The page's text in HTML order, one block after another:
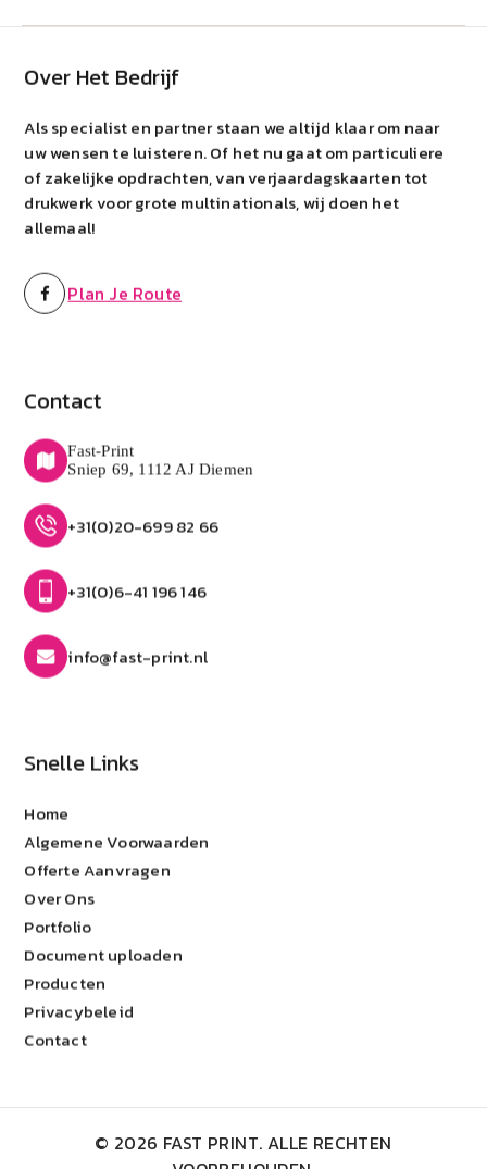
Over Het Bedrijf
Als specialist en partner staan we altijd klaar om naar
uw wensen te luisteren. Of het nu gaat om particuliere
of zakelijke opdrachten, van verjaardagskaarten tot
drukwerk voor grote multinationals, wij doen het
allemaal!
Plan Je Route
Contact
Fast-Print
Sniep 69, 1112 AJ Diemen
+31(0)20-699 82 66
+31(0)6-41 196 146
info@fast-print.nl
Snelle Links
Home
Algemene Voorwaarden
Offerte Aanvragen
Over Ons
Portfolio
Document uploaden
Producten
Privacybeleid
Contact
© 2026 FAST PRINT. ALLE RECHTEN